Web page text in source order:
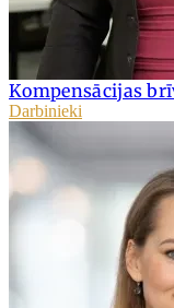
Kompensācijas
Darbinieki